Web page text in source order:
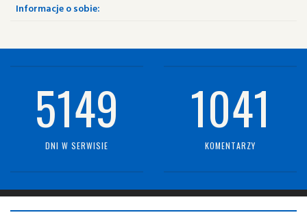
Informacje o sobie:
5149
DNI W SERWISIE
1041
KOMENTARZY